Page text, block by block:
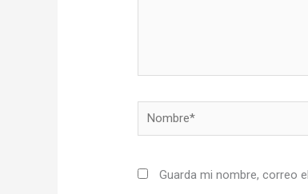
Nombre*
Guarda mi nombre, correo